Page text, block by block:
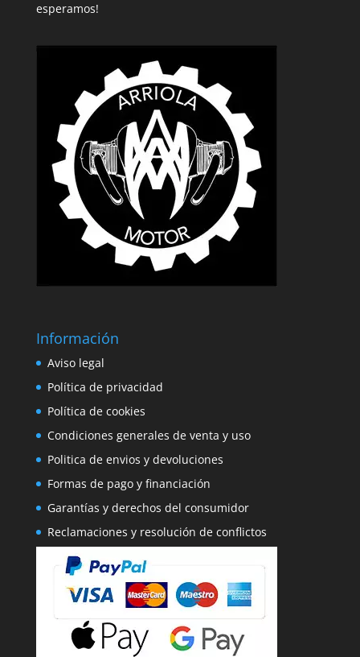
esperamos!
Información
Aviso legal
Política de privacidad
Política de cookies
Condiciones generales de venta y uso
Politica de envios y devoluciones
Formas de pago y financiación
Garantías y derechos del consumidor
Reclamaciones y resolución de conflictos